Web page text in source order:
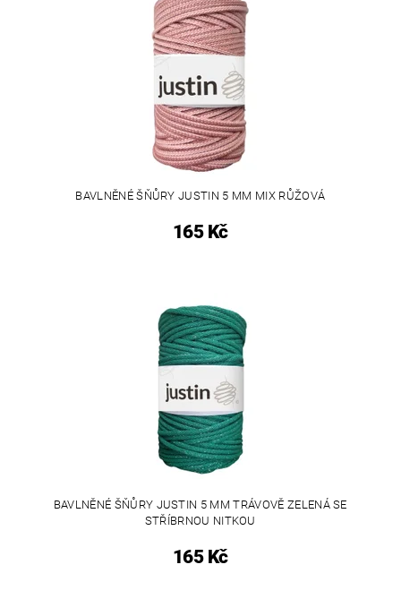
BAVLNĚNÉ ŠŇŮRY JUSTIN 5 MM MIX RŮŽOVÁ
165 Kč
BAVLNĚNÉ ŠŇŮRY JUSTIN 5 MM TRÁVOVĚ ZELENÁ SE
STŘÍBRNOU NITKOU
165 Kč